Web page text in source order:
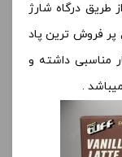
از طریق درگاه شارژ
های متنوع پر فروش ترین پاد
مناسبی داشته و
.